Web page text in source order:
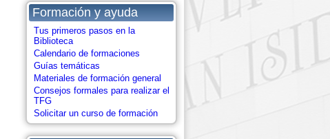
Formación y ayuda
Tus primeros pasos en la
Biblioteca
Calendario de formaciones
Guías temáticas
Materiales de formación general
Consejos formales para realizar el
TFG
Solicitar un curso de formación